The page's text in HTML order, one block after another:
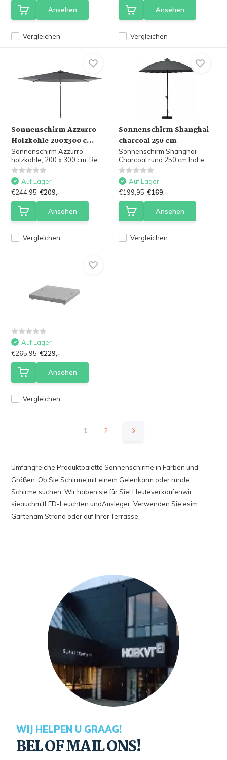
Vergleichen
Ansehen
Vergleichen
Ansehen
Sonnenschirm Azzurro
Holzkohle 200x300 c...
Sonnenschirm Azzurro
holzkohle, 200 x 300 cm. Re...
Vergleichen
Auf Lager
€244,95 €209,-
Ansehen
Sonnenschirm Shanghai
charcoal 250 cm
Sonnenschirm Shanghai
Charcoal rund 250 cm hat e...
Vergleichen
Auf Lager
€199,95 €169,-
Ansehen
Vergleichen
Auf Lager
€265,95 €229,-
Ansehen
1 2
Umfangreiche Produktpalette Sonnenschirme in Farben und
Größen. Ob Sie Schirme mit einem Gelenkarm oder runde
Schirme suchen. Wir haben sie für Sie!Heuteverkaufenwir
sieauchmitLED-Leuchten undAusleger .Verwenden Sie esim
Gartenam Strand oder aufIhrer Terrasse.
WIJ HELPEN U GRAAG!
BEL OF MAIL ONS!